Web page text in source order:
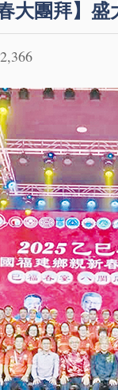
大團拜】
2,366